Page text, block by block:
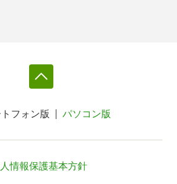
フォン版 パソコン版
情報保護基本方針